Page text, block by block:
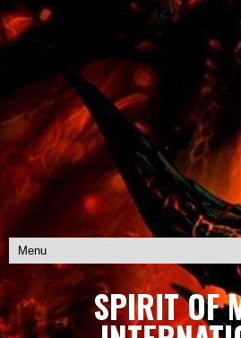
SPIRIT OF